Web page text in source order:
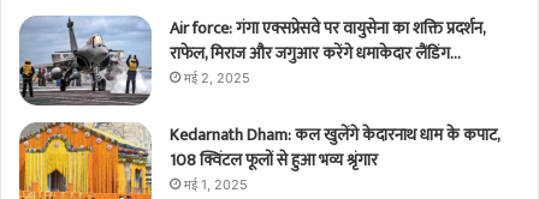
Air force: गंगा एक्सप्रेसवे पर वायुसेना का शक्ति प्रदर्शन,
राफेल, मिराज और जगुआर करेंगे धमाकेदार लैंडिंग…
मई 2, 2025
Kedarnath Dham: कल खुलेंगे केदारनाथ धाम के कपाट,
108 क्विंटल फूलों से हुआ भव्य श्रृंगार
मई 1, 2025